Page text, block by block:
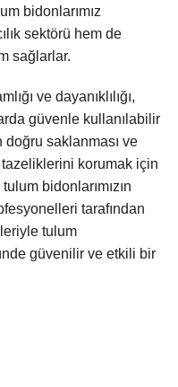
bidonlarımız
sektörü hem de
sağlarlar.
ve dayanıklılığı,
güvenle kullanılabilir
saklanması ve
korumak için
bidonlarımızın
tarafından
tulum
güvenilir ve etkili bir